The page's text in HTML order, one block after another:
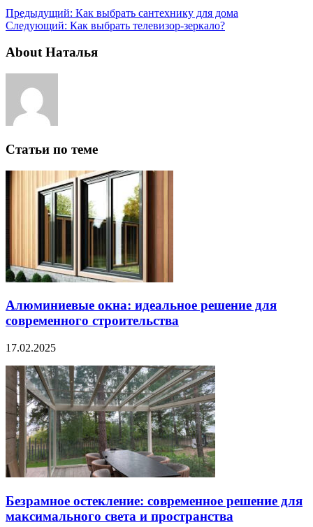
Предыдущий: Как выбрать сантехнику для дома
Следующий: Как выбрать телевизор-зеркало?
About Наталья
Статьи по теме
Алюминиевые окна: идеальное решение для
современного строительства
17.02.2025
Безрамное остекление: современное решение для
максимального света и пространства